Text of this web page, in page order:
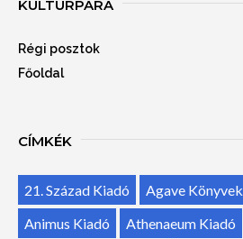
KULTÚRPARA
Régi posztok
Főoldal
CÍMKÉK
21. Század Kiadó Agave Könyvek
Animus Kiadó
Athenaeum Kiadó